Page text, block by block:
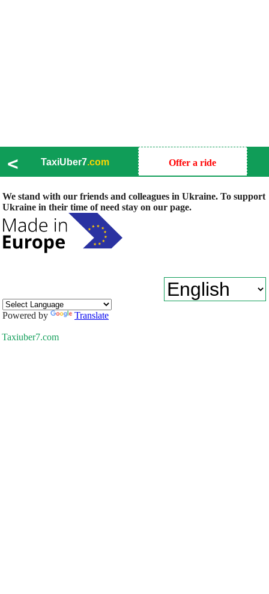
< TaxiUber7.com Offer a ride
We stand with our friends and colleagues in Ukraine. To support
Ukraine in their time of need stay on our page.
Powered by Translate
Taxiuber7.com